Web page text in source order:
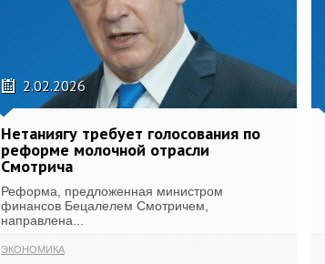
2.02.2026
Нетаниягу требует голосования по
реформе молочной отрасли
Смотрича
Реформа, предложенная министром
финансов Бецалелем Смотричем,
направлена...
ЭКОНОМИКА